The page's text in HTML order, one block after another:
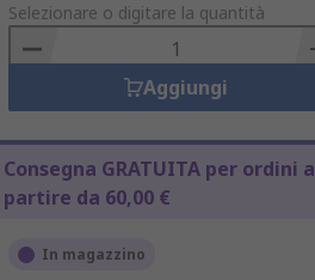
to
Basket
Selezionare o digitare la quantità
Aggiungi
Consegna GRATUITA per ordini a
partire da 60,00 €
In magazzino